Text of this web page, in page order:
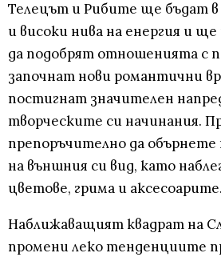
Телецът и Рибите ще бъдат в
и високи нива на енергия и
да подобрят отношенията с
започнат нови романтични
постигнат значителен
творческите си начинания.
препоръчително да обърнете
на външния си вид, като
цветове, грима и аксесоарите.
Наближаващият квадрат на
промени леко тенденциите